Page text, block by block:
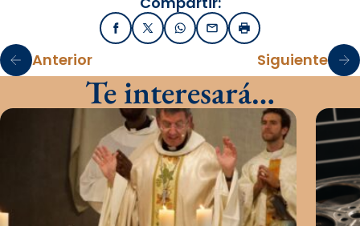
FacebookX / TwitterWhatsApp
EmailImprimir
Anterior Siguiente
Te interesará…